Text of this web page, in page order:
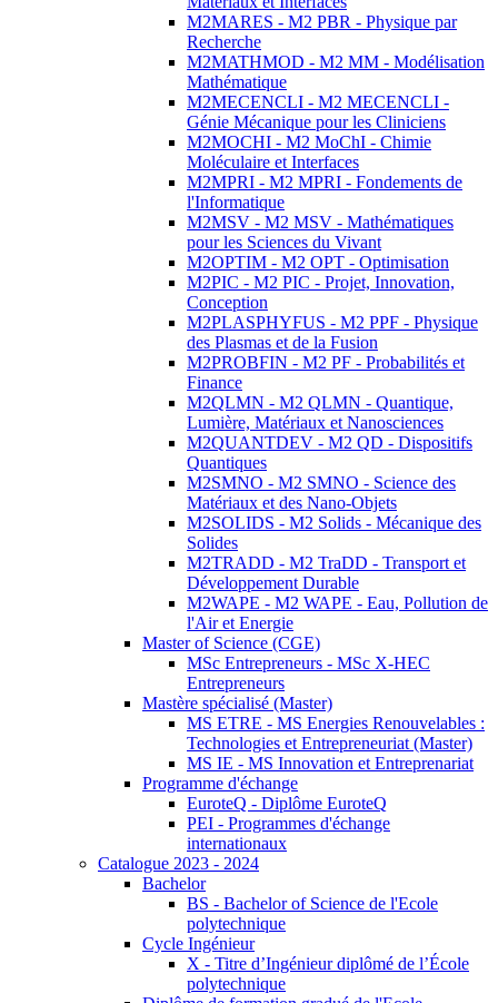
M2MARES - M2 PBR - Physique par
Recherche
M2MATHMOD - M2 MM - Modélisation
Mathématique
M2MECENCLI - M2 MECENCLI -
Génie Mécanique pour les Cliniciens
M2MOCHI - M2 MoChI - Chimie
Moléculaire et Interfaces
M2MPRI - M2 MPRI - Fondements de
l'Informatique
M2MSV - M2 MSV - Mathématiques
pour les Sciences du Vivant
M2OPTIM - M2 OPT - Optimisation
M2PIC - M2 PIC - Projet, Innovation,
Conception
M2PLASPHYFUS - M2 PPF - Physique
des Plasmas et de la Fusion
M2PROBFIN - M2 PF - Probabilités et
Finance
M2QLMN - M2 QLMN - Quantique,
Lumière, Matériaux et Nanosciences
M2QUANTDEV - M2 QD - Dispositifs
Quantiques
M2SMNO - M2 SMNO - Science des
Matériaux et des Nano-Objets
M2SOLIDS - M2 Solids - Mécanique des
Solides
M2TRADD - M2 TraDD - Transport et
Développement Durable
M2WAPE - M2 WAPE - Eau, Pollution de
l'Air et Energie
Master of Science (CGE)
MSc Entrepreneurs - MSc X-HEC
Entrepreneurs
Mastère spécialisé (Master)
MS ETRE - MS Energies Renouvelables :
Technologies et Entrepreneuriat (Master)
MS IE - MS Innovation et Entreprenariat
Programme d'échange
EuroteQ - Diplôme EuroteQ
PEI - Programmes d'échange
internationaux
Catalogue 2023 - 2024
Bachelor
BS - Bachelor of Science de l'Ecole
polytechnique
Cycle Ingénieur
X - Titre d’Ingénieur diplômé de l’École
polytechnique